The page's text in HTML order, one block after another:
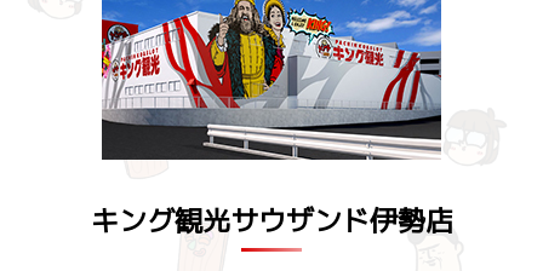
キング観光サウザンド伊勢店